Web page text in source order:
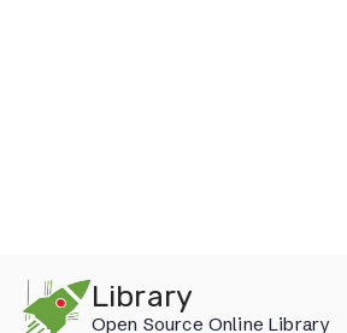
Library
Open Source Online Library